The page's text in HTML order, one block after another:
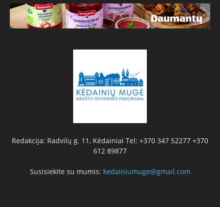
Redakcija: Radvilų g. 11, Kėdainiai Tel: +370 347 52277 +370
612 89877
Susisiekite su mumis: kedainiumuge@gmail.com